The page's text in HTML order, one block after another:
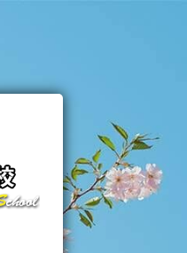
https://